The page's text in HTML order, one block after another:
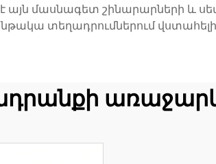
է այն մասնագետ շինարարների
տեղադրումներում